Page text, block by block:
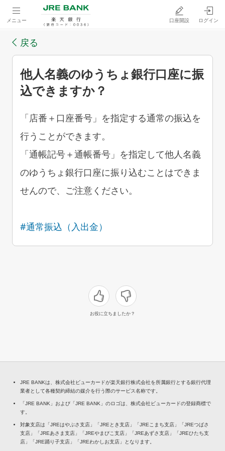
メニュー 口座開設 ログイン
戻る
他人名義のゆうちょ銀行口座に振
込できますか？
「店番＋口座番号」を指定する通常の振込を
行うことができます。
「通帳記号＋通帳番号」を指定して他人名義
のゆうちょ銀行口座に振り込むことはできま
せんので、ご注意ください。
#通常振込（入出金）
お役に立ちましたか？
JRE BANKは、株式会社ビューカードが楽天銀行株式会社を所属銀行とする銀行代理
業者として各種契約締結の媒介を行う際のサービス名称です。
「JRE BANK」および「JRE BANK」のロゴは、株式会社ビューカードの登録商標で
す。
対象支店は「JREはやぶさ支店」「JREとき支店」「JREこまち支店」「JREつばさ
支店」「JREあさま支店」「JREやまびこ支店」「JREあずさ支店」「JREひたち支
店」「JRE踊り子支店」「JREわかしお支店」となります。